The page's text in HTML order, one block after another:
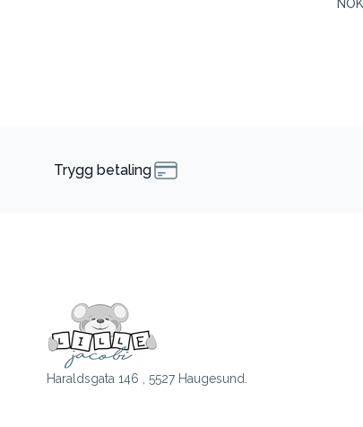
Trygg betaling
Haraldsgata 146 , 5527 Haugesund.